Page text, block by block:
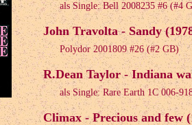
als Single: Bell 2008235 #6 (#4
John Travolta - Sandy
Polydor 2001809 #26 (#2 GB)
R.Dean Taylor - Indiana
als Single: Rare Earth 1C 006-
Climax - Precious and few